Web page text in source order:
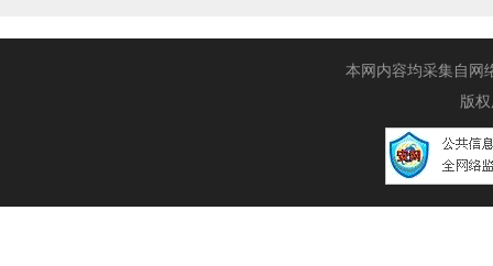
本网内容均采集自网
版